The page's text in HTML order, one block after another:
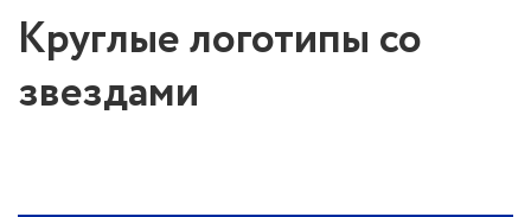
Круглые логотипы со
звездами